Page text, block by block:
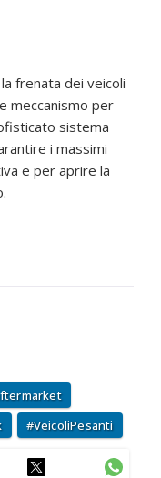
frenata dei veicoli
meccanismo per
sistema
i massimi
e per aprire la
VeicoliPesanti